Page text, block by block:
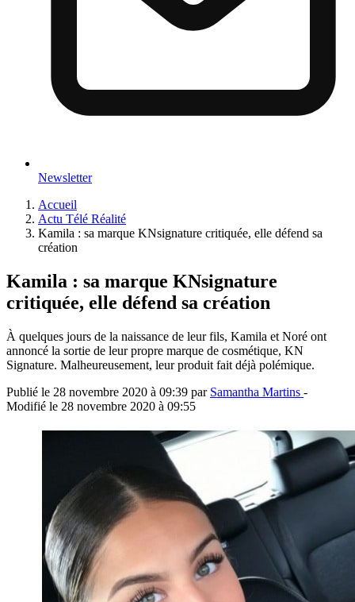
Newsletter
Accueil
Actu Télé Réalité
Kamila : sa marque KNsignature critiquée, elle défend sa
création
Kamila : sa marque KNsignature
critiquée, elle défend sa création
À quelques jours de la naissance de leur fils, Kamila et Noré ont
annoncé la sortie de leur propre marque de cosmétique, KN
Signature. Malheureusement, leur produit fait déjà polémique.
Publié le 28 novembre 2020 à 09:39 par Samantha Martins -
Modifié le 28 novembre 2020 à 09:55